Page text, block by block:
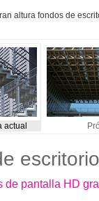
altura fondos de
actual
de pantalla HD